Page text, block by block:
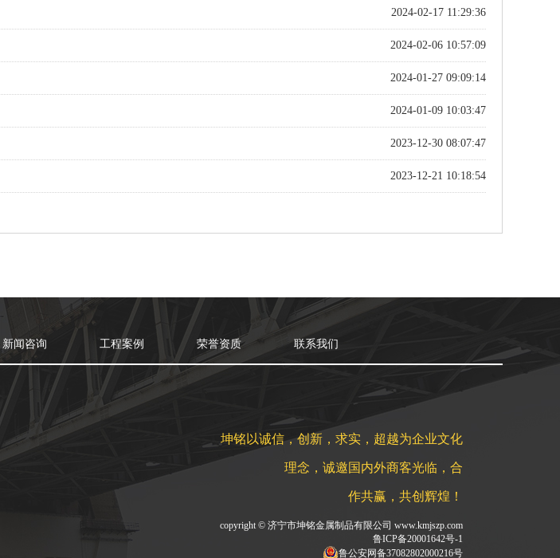
2024-02-17 11:29:36
2024-02-06 10:57:09
2024-01-27 09:09:14
2024-01-09 10:03:47
2023-12-30 08:07:47
2023-12-21 10:18:54
新闻咨询 工程案例 荣誉资质 联系我们
坤铭以诚信，创新，求实，超越为企业文化
理念，诚邀国内外商客光临，合
作共赢，共创辉煌！
copyright © 济宁市坤铭金属制品有限公司 www.kmjszp.com
鲁ICP备20001642号-1
鲁公安网备37082802000216号